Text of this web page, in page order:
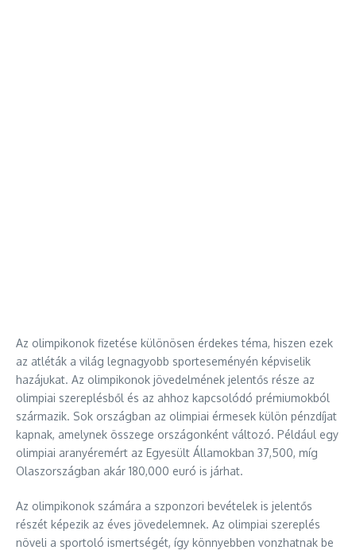
Az olimpikonok fizetése különösen érdekes téma, hiszen ezek
az atléták a világ legnagyobb sporteseményén képviselik
hazájukat. Az olimpikonok jövedelmének jelentős része az
olimpiai szereplésből és az ahhoz kapcsolódó prémiumokból
származik. Sok országban az olimpiai érmesek külön pénzdíjat
kapnak, amelynek összege országonként változó. Például egy
olimpiai aranyéremért az Egyesült Államokban 37,500, míg
Olaszországban akár 180,000 euró is járhat.
Az olimpikonok számára a szponzori bevételek is jelentős
részét képezik az éves jövedelemnek. Az olimpiai szereplés
növeli a sportoló ismertségét, így könnyebben vonzhatnak be